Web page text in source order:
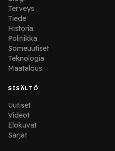
Terveys
Tiede
Historia
Politiikka
Someuutiset
Teknologia
Maatalous
SISÄLTÖ
Uutiset
Videot
Elokuvat
Sarjat